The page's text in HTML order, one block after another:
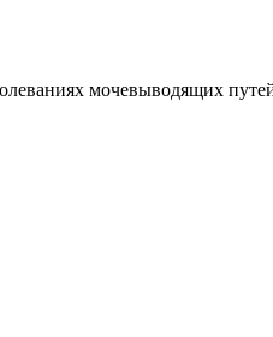
мочевыводящих